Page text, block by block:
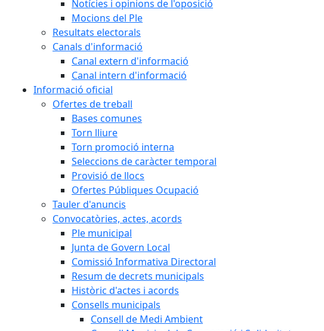
Notícies i opinions de l'oposició
Mocions del Ple
Resultats electorals
Canals d'informació
Canal extern d'informació
Canal intern d'informació
Informació oficial
Ofertes de treball
Bases comunes
Torn lliure
Torn promoció interna
Seleccions de caràcter temporal
Provisió de llocs
Ofertes Públiques Ocupació
Tauler d'anuncis
Convocatòries, actes, acords
Ple municipal
Junta de Govern Local
Comissió Informativa Directoral
Resum de decrets municipals
Històric d'actes i acords
Consells municipals
Consell de Medi Ambient